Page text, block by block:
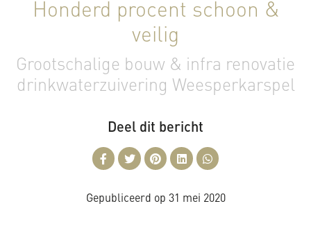
Honderd procent schoon &
veilig
Grootschalige bouw & infra renovatie
drinkwaterzuivering Weesperkarspel
Deel dit bericht
Gepubliceerd op 31 mei 2020